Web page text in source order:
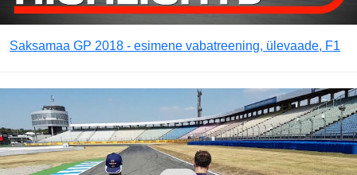
Saksamaa GP 2018 - esimene vabatreening, ülevaade, F1